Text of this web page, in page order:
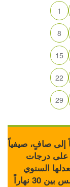
1
8
15
22
29
إلى صافٍ، صيفياً
على درجات
السنوي
العام، وتتراوح في نابلس بين 30 نهاراً